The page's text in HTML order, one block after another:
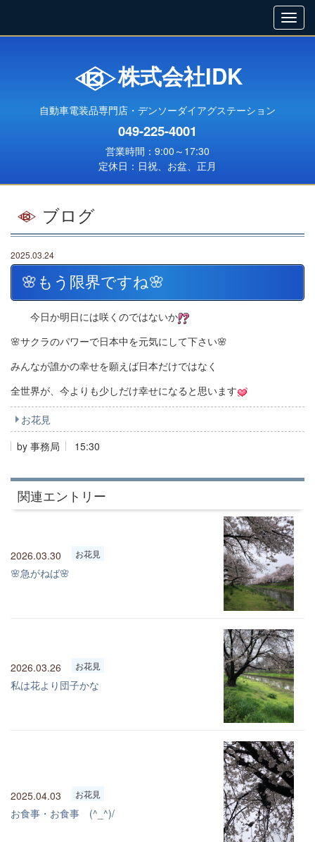
株式会社IDK
自動車電装品専門店・デンソーダイアグステーション
049-225-4001
営業時間：9:00～17:30
定休日：日祝、お盆、正月
ブログ
2025.03.24
🌸もう限界ですね🌸
今日か明日には咲くのではないか
🌸サクラのパワーで日本中を元気にして下さい🌸
みんなが誰かの幸せを願えば日本だけではなく
全世界が、今よりも少しだけ幸せになると思います
お花見
by 事務局 15:30
関連エントリー
2026.03.30 お花見
🌸急がねば🌸
2026.03.26 お花見
私は花より団子かな
2025.04.03 お花見
お食事・お食事 (^_^)/